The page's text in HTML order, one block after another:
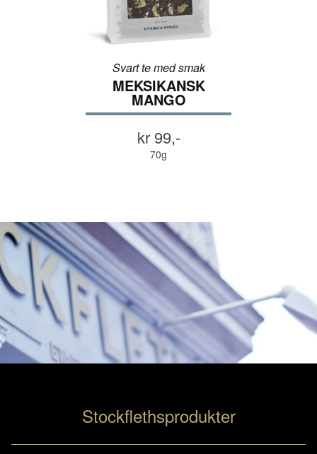
Svart te med smak
MEKSIKANSK
MANGO
kr 99,-
70g
Stockflethsprodukter